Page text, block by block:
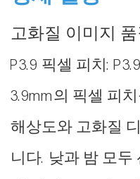
고화질 이미지 품
P3.9 픽셀 피치:
3.9mm의 픽셀 피
해상도와 고화질
니다. 낮과 밤 모두